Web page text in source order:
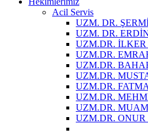
Acil Servis
UZM. DR.
UZM. DR.
UZM.DR.
UZM.DR.
UZM.DR.
UZM.DR.
UZM.DR.
UZM.DR.
UZM.DR.
UZM.DR. ONUR